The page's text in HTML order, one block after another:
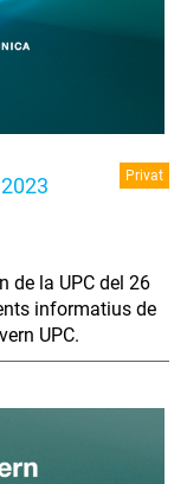
Privat
de la UPC del 26
informatius de
UPC.